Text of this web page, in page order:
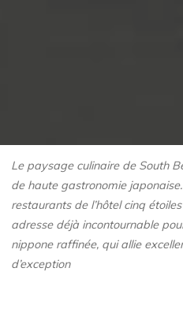
Le paysage culinaire de South
de haute gastronomie
restaurants de l’hôtel cinq
adresse déjà incontournable
nippone raffinée, qui allie
d’exception